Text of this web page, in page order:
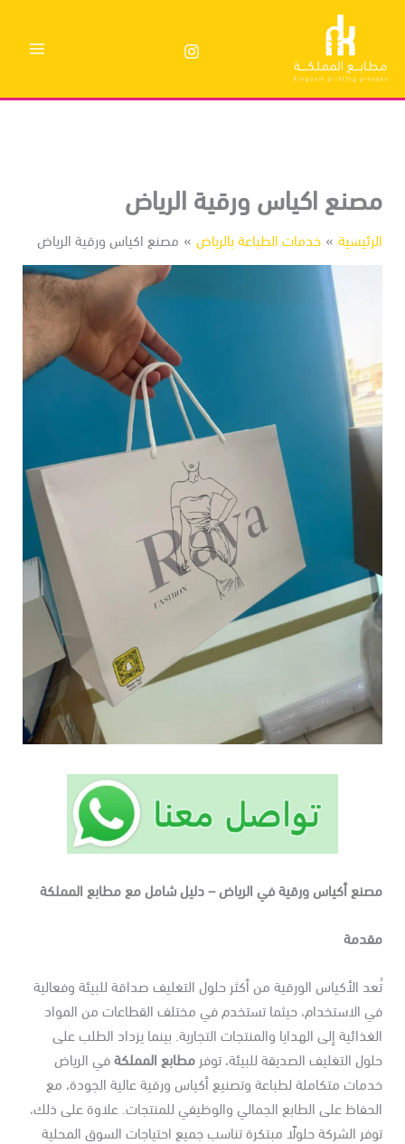
اكياس ورقية الرياض
خدمات الطباعة بالرياض مصنع اكياس ورقية الرياض
أكياس ورقية في الرياض – دليل شامل مع مطابع المملكة
الأكياس الورقية من أكثر حلول التغليف صداقة للبيئة وفعالية
الاستخدام، حيثما تستخدم في مختلف القطاعات من المواد
إلى الهدايا والمنتجات التجارية. بينما يزداد الطلب على
التغليف الصديقة للبيئة، توفرمطابع المملكةفي الرياض
متكاملة لطباعة وتصنيع أكياس ورقية عالية الجودة، مع
على الطابع الجمالي والوظيفي للمنتجات. علاوة على ذلك،
الشركة حلولًا مبتكرة تناسب جميع احتياجات السوق المحلية